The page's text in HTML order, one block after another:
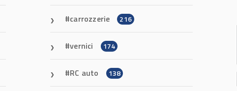
carrozzerie 216
vernici 174
RC auto 138